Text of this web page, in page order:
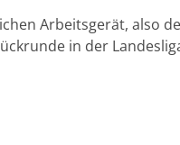
Arbeitsgerät, also
in der